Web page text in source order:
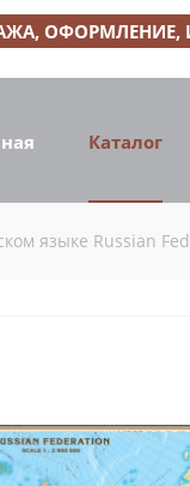
ОФОРМЛЕНИЕ,
Каталог
языке Russian